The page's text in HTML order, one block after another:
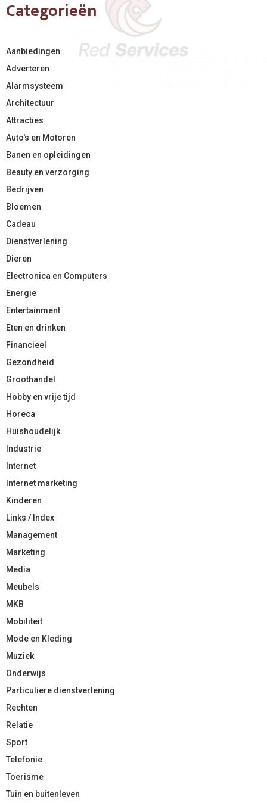
Categorieën
Aanbiedingen
Adverteren
Alarmsysteem
Architectuur
Attracties
Auto's en Motoren
Banen en opleidingen
Beauty en verzorging
Bedrijven
Bloemen
Cadeau
Dienstverlening
Dieren
Electronica en Computers
Energie
Entertainment
Eten en drinken
Financieel
Gezondheid
Groothandel
Hobby en vrije tijd
Horeca
Huishoudelijk
Industrie
Internet
Internet marketing
Kinderen
Links / Index
Management
Marketing
Media
Meubels
MKB
Mobiliteit
Mode en Kleding
Muziek
Onderwijs
Particuliere dienstverlening
Rechten
Relatie
Sport
Telefonie
Toerisme
Tuin en buitenleven